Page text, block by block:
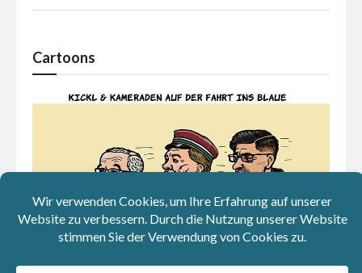
Cartoons